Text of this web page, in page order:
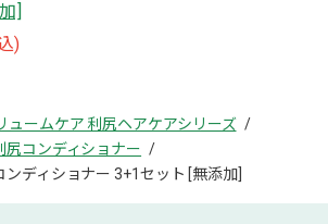
]
)
ュームケア 利尻ヘアケアシリーズ
尻コンディショナー
ディショナー 3+1セット [無添加]